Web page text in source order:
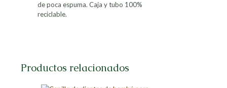
de poca espuma. Caja y tubo 100%
reciclable.
Productos relacionados